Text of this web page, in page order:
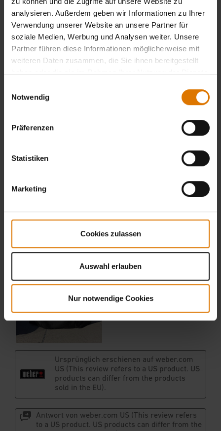
analysieren. Außerdem geben wir Informationen zu Ihrer
Verwendung unserer Website an unsere Partner für
soziale Medien, Werbung und Analysen weiter. Unsere
Partner führen diese Informationen möglicherweise mit
weiteren Daten zusammen, die Sie ihnen bereitgestellt
haben oder die sie im Rahmen Ihrer Nutzung der Dienste
Notwendig
Präferenzen
Statistiken
Marketing
Cookies zulassen
Auswahl erlauben
Nur notwendige Cookies